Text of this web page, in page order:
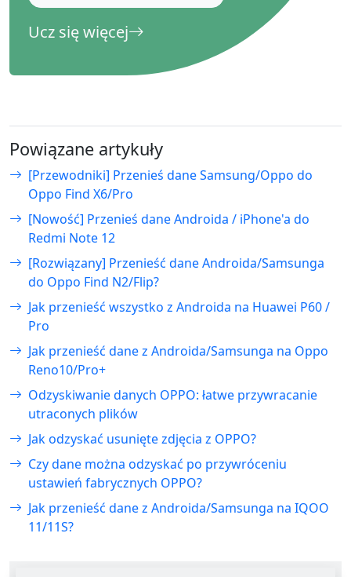
Ucz się więcej
Powiązane artykuły
[Przewodniki] Przenieś dane Samsung/Oppo do
Oppo Find X6/Pro
[Nowość] Przenieś dane Androida / iPhone'a do
Redmi Note 12
[Rozwiązany] Przenieść dane Androida/Samsunga
do Oppo Find N2/Flip?
Jak przenieść wszystko z Androida na Huawei P60 /
Pro
Jak przenieść dane z Androida/Samsunga na Oppo
Reno10/Pro+
Odzyskiwanie danych OPPO: łatwe przywracanie
utraconych plików
Jak odzyskać usunięte zdjęcia z OPPO?
Czy dane można odzyskać po przywróceniu
ustawień fabrycznych OPPO?
Jak przenieść dane z Androida/Samsunga na IQOO
11/11S?